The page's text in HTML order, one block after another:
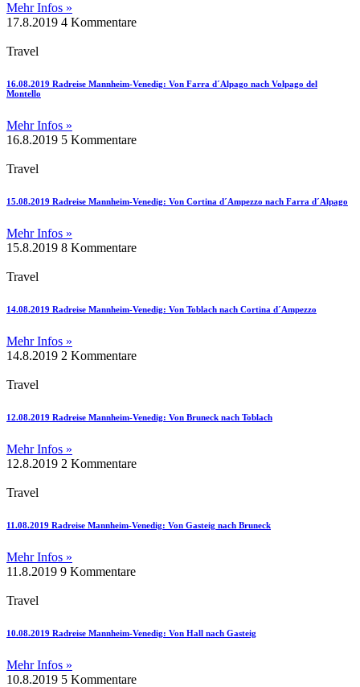
Mehr Infos »
17.8.2019 4 Kommentare
Travel
16.08.2019 Radreise Mannheim-Venedig: Von Farra d´Alpago nach Volpago del
Montello
Mehr Infos »
16.8.2019 5 Kommentare
Travel
15.08.2019 Radreise Mannheim-Venedig: Von Cortina d´Ampezzo nach Farra d´Alpago
Mehr Infos »
15.8.2019 8 Kommentare
Travel
14.08.2019 Radreise Mannheim-Venedig: Von Toblach nach Cortina d´Ampezzo
Mehr Infos »
14.8.2019 2 Kommentare
Travel
12.08.2019 Radreise Mannheim-Venedig: Von Bruneck nach Toblach
Mehr Infos »
12.8.2019 2 Kommentare
Travel
11.08.2019 Radreise Mannheim-Venedig: Von Gasteig nach Bruneck
Mehr Infos »
11.8.2019 9 Kommentare
Travel
10.08.2019 Radreise Mannheim-Venedig: Von Hall nach Gasteig
Mehr Infos »
10.8.2019 5 Kommentare